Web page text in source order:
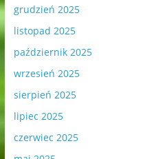
grudzień 2025
listopad 2025
październik 2025
wrzesień 2025
sierpień 2025
lipiec 2025
czerwiec 2025